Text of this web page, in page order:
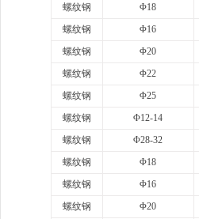
螺纹钢
Φ18
螺纹钢
Φ16
螺纹钢
Φ20
螺纹钢
Φ22
螺纹钢
Φ25
螺纹钢
Φ12-14
螺纹钢
Φ28-32
螺纹钢
Φ18
螺纹钢
Φ16
螺纹钢
Φ20